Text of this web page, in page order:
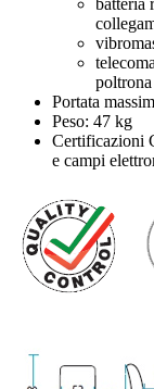
poltrona
Portata
Peso: 47 kg
Certificazioni
e campi